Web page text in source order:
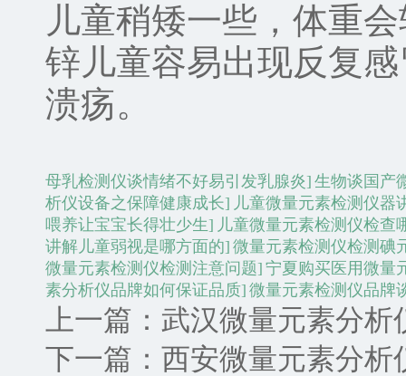
儿童稍矮一些，体重
锌儿童容易出现反复
溃疡。
母乳检测仪谈情绪不好易引发乳腺炎] 生物谈国产
析仪设备之保障健康成长] 儿童微量元素检测仪器
喂养让宝宝长得壮少生] 儿童微量元素检测仪检查
讲解儿童弱视是哪方面的] 微量元素检测仪检测碘
微量元素检测仪检测注意问题] 宁夏购买医用微量
素分析仪品牌如何保证品质] 微量元素检测仪品牌
上一篇： 武汉微量元素分析
下一篇： 西安微量元素分析